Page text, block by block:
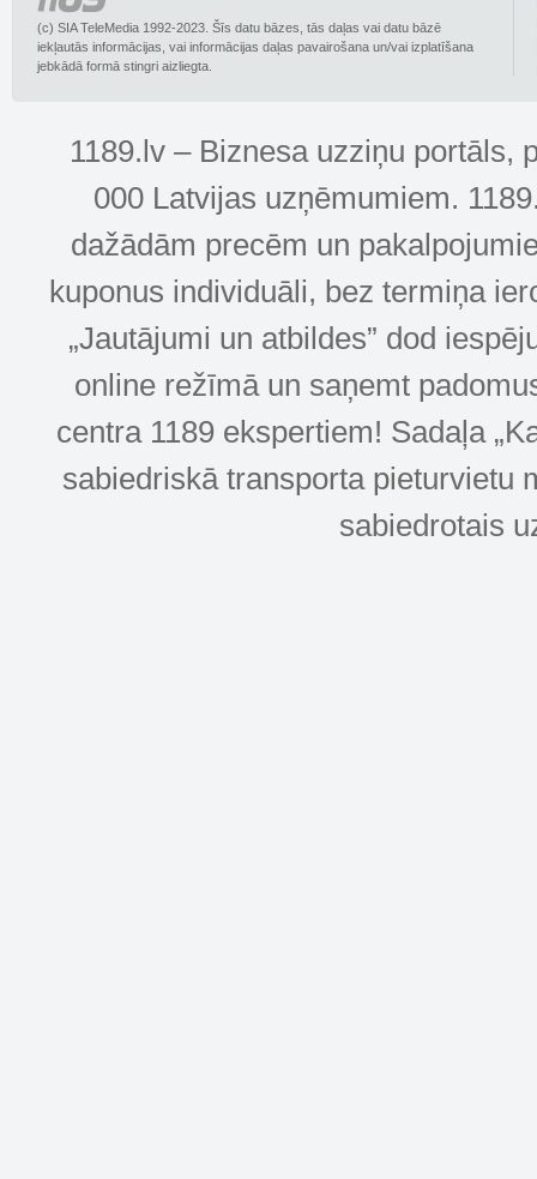
(c) SIA TeleMedia 1992-2023. Šīs datu bāzes, tās daļas vai datu bāzē
iekļautās informācijas, vai informācijas daļas pavairošana un/vai izplatīšana
jebkādā formā stingri aizliegta.
1189.lv – Biznesa uzziņu portāls,
000 Latvijas uzņēmumiem.
dažādām precēm un
kuponus individuāli, bez termiņa
„Jautājumi un atbildes” dod
online režīmā un saņemt
centra 1189 ekspertiem! Sadaļa
sabiedriskā transporta pieturvietu
sabiedrotais